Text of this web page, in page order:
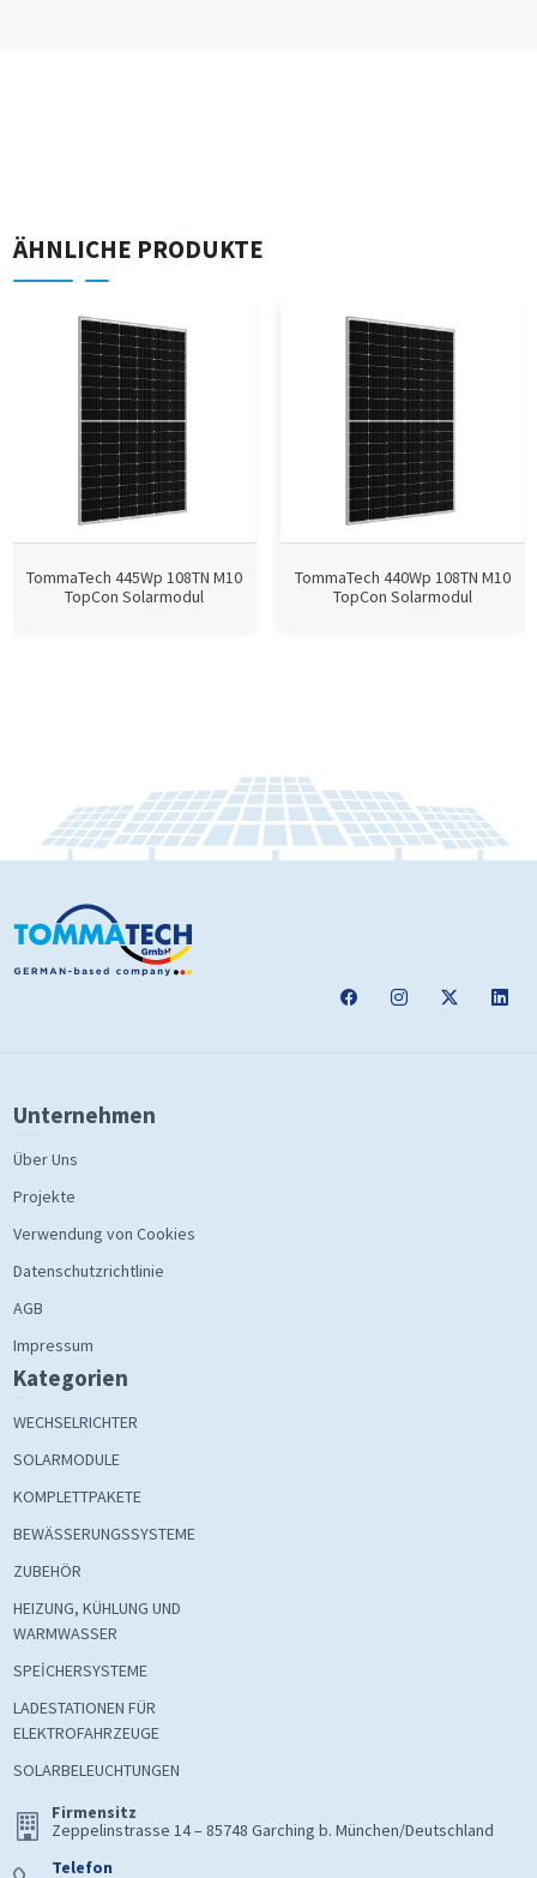
ÄHNLICHE PRODUKTE
TommaTech 445Wp 108TN M10
TopCon Solarmodul
TommaTech 440Wp 108TN M10
TopCon Solarmodul
Unternehmen
Über Uns
Projekte
Verwendung von Cookies
Datenschutzrichtlinie
AGB
Impressum
Kategorien
WECHSELRICHTER
SOLARMODULE
KOMPLETTPAKETE
BEWÄSSERUNGSSYSTEME
ZUBEHÖR
HEIZUNG, KÜHLUNG UND
WARMWASSER
SPEİCHERSYSTEME
LADESTATIONEN FÜR
ELEKTROFAHRZEUGE
SOLARBELEUCHTUNGEN
Firmensitz
Zeppelinstrasse 14 – 85748 Garching b. München/Deutschland
Telefon